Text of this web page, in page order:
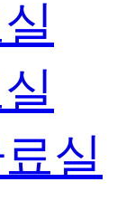
실